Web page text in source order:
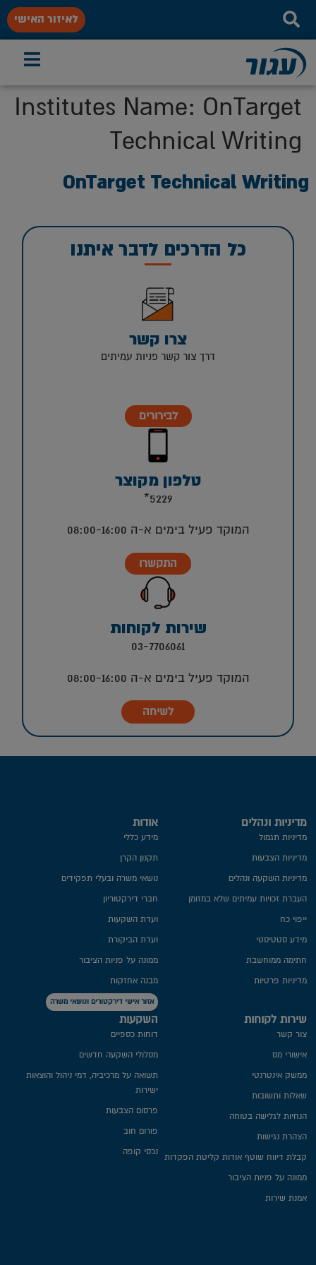
לאיזור האישי
Institutes Name: OnTarget
Technical Writing
OnTarget Technical Writing
כל הדרכים לדבר איתנו
צרו קשר
דרך צור קשר פניות עמיתים
לבירורים
טלפון מקוצר
5229*
המוקד פעיל בימים א-ה 08:00-16:00
התקשרו
שירות לקוחות
03-7706061
המוקד פעיל בימים א-ה 08:00-16:00
לשיחה
אודות
מידע כללי
תקנון הקרן
נושאי משרה ובעלי תפקידים
חברי דירקטוריון
ועדת השקעות
ועדת הביקורת
ממונה על פניות הציבור
מבנה אחזקות
אזור אישי דירקטורים ונושאי משרה
מדיניות ונהלים
מדיניות תגמול
מדיניות הצבעות
מדיניות השקעה ונהלים
העברת זכויות עמיתים שלא במזומן
ייפוי כח
מידע סטטיסטי
חתימה ממוחשבת
מדיניות פרטיות​
השקעות
דוחות כספיים
מסלולי השקעה חדשים
תשואה על מרכיביה, דמי ניהול והוצאות
ישירות
פרסום הצבעות
פורום חוב
נכסי קופה
שירות לקוחות
צור קשר
אישורי מס
ממשק אינטרנטי
שאלות ותשובות
הנחיות לגלישה בטוחה
הצהרת נגישות
קבלת דיווח שוטף אודות קליטת הפקדות
ממונה על פניות הציבור
אמנת שירות